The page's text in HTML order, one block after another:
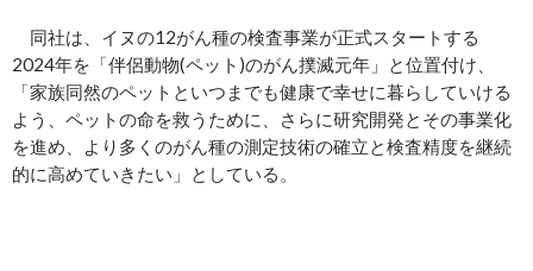
同社は、イヌの12がん種の検査事業が正式スタートする
2024年を「伴侶動物(ペット)のがん撲滅元年」と位置付け、
「家族同然のペットといつまでも健康で幸せに暮らしていける
よう、ペットの命を救うために、さらに研究開発とその事業化
を進め、より多くのがん種の測定技術の確立と検査精度を継続
的に高めていきたい」としている。